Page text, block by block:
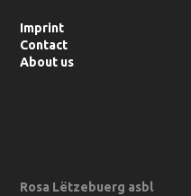
Imprint
Contact
About us
Rosa Lëtzebuerg asbl